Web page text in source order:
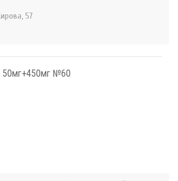
57
50мг+450мг №60